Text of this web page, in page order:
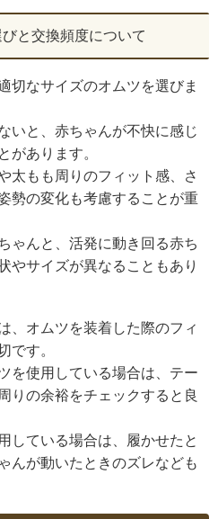
と交換頻度について
切なサイズのオムツを選びま
いと、赤ちゃんが不快に感じ
があります。
太もも周りのフィット感、さ
勢の変化も考慮することが重
ゃんと、活発に動き回る赤ち
やサイズが異なることもあり
、オムツを装着した際のフィ
です。
を使用している場合は、テー
りの余裕をチェックすると良
している場合は、履かせたと
んが動いたときのズレなども